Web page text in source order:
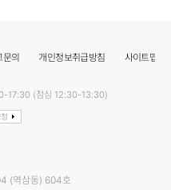
문의 개인정보취급방침 사이트맵
17:30 (점심 12:30-13:30)
(역삼동) 604호